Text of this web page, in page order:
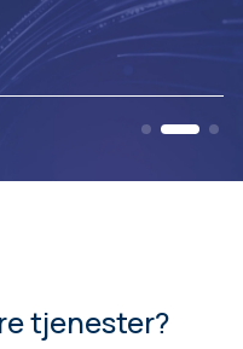
tjenester?